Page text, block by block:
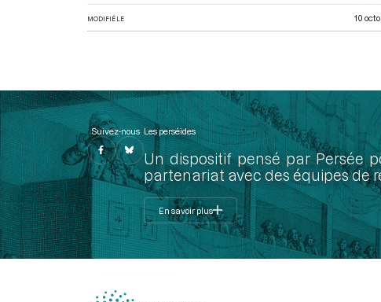
MODIFIÉ LE 10
Suivez-nous Les perséides
Un dispositif pensé par Persée
partenariat avec des équipes de
En savoir plus